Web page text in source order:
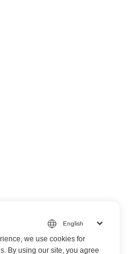
we use cookies for
By using our site, you agree